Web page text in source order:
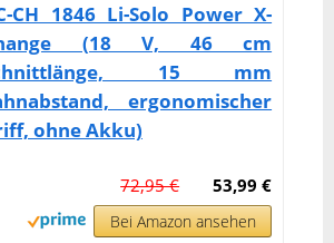
CH 1846 Li-Solo Power X-
(18 V, 46 cm
15 mm
ergonomischer
ohne Akku)
53,99 €
72,95 €
Bei Amazon ansehen